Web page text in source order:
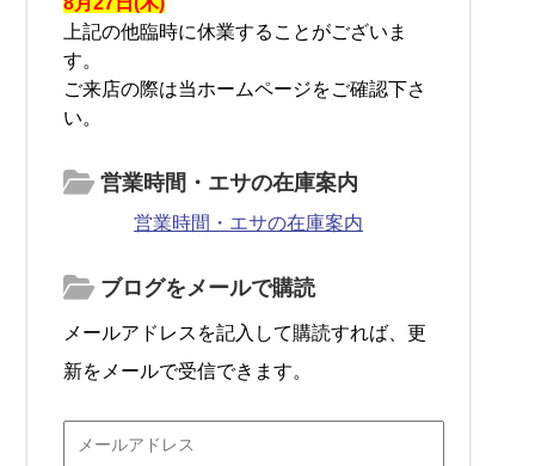
上記の他臨時に休業することがございま
す。
ご来店の際は当ホームページをご確認下さ
い。
営業時間・エサの在庫案内
営業時間・エサの在庫案内
ブログをメールで購読
メールアドレスを記入して購読すれば、更
新をメールで受信できます。